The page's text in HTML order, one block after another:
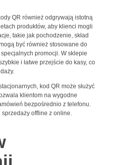
QR również odgrywają istotną
produktów, aby klienci mogli
takie jak pochodzenie, skład
być również stosowane do
promocji. W sklepie
i łatwe przejście do kasy, co
kod QR może służyć
klientom na wygodne
bezpośrednio z telefonu.
sprzedaży offline z online.